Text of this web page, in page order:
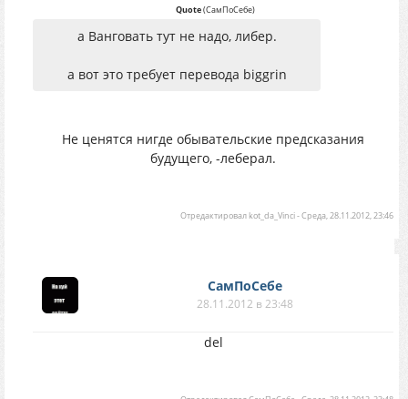
Quote(СамПоСебе)
а Ванговать тут не надо, либер.
а вот это требует перевода biggrin
Не ценятся нигде обывательские предсказания
будущего, -леберал.
Отредактировал kot_da_Vinci-Среда, 28.11.2012, 23:46
СамПоСебе
28.11.2012 в 23:48
del